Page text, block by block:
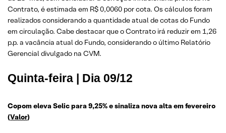
Contrato, é estimada em R$ 0,0060 por cota. Os cálculos foram
realizados considerando a quantidade atual de cotas do Fundo
em circulação. Cabe destacar que o Contrato irá reduzir em 1,26
p.p. a vacância atual do Fundo, considerando o último Relatório
Gerencial divulgado na CVM.
Quinta-feira | Dia 09/12
Copom eleva Selic para 9,25% e sinaliza nova alta em fevereiro
(Valor)